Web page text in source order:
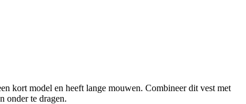
kort model en heeft lange mouwen. Combineer dit vest met
onder te dragen.